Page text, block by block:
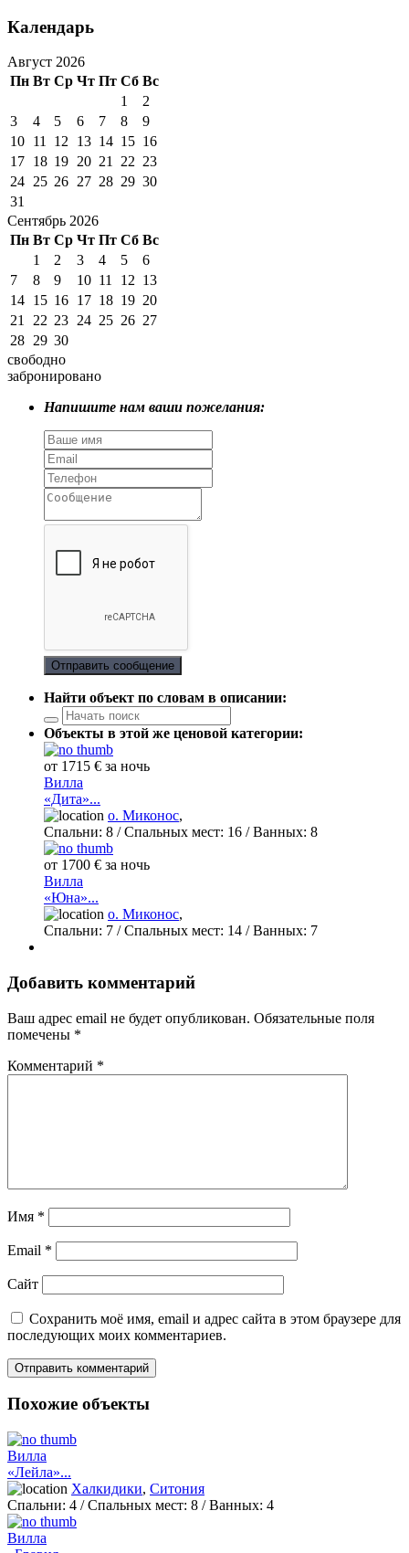
Календарь
Август 2026
Пн Вт Ср Чт Пт Сб Вс
1
2
3
4 5 6 7 8
9
10 11 12 13 14 15 16
17 18 19 20 21 22 23
24 25 26 27 28 29 30
31
Сентябрь 2026
Пн Вт Ср Чт Пт Сб Вс
1
2 3 4 5
6
7
8 9 10 11 12 13
14 15 16 17 18 19 20
21
22 23 24 25 26 27
28 29 30
свободно
забронировано
Напишите нам ваши пожелания:
Отправить сообщение
Найти объект по словам в описании:
Объекты в этой же ценовой категории:
от 1715 € за ночь
Вилла
«Дита»...
о. Миконос,
Спальни: 8 / Спальных мест: 16 /Ванных: 8
от 1700 € за ночь
Вилла
«Юна»...
о. Миконос,
Спальни: 7 / Спальных мест: 14 /Ванных: 7
Добавить комментарий
Ваш адрес email не будет опубликован. Обязательные поля
помечены *
Комментарий *
Имя *
Email *
Сайт
Сохранить моё имя, email и адрес сайта в этом браузере для
последующих моих комментариев.
Похожие объекты
Вилла
«Лейла»...
Халкидики, Ситония
Спальни: 4 / Спальных мест: 8 /Ванных: 4
Вилла